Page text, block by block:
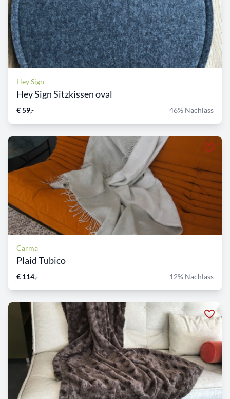
Hey Sign
Hey Sign Sitzkissen oval
€ 59,- 46% Nachlass
Carma
Plaid Tubico
€ 114,- 12% Nachlass